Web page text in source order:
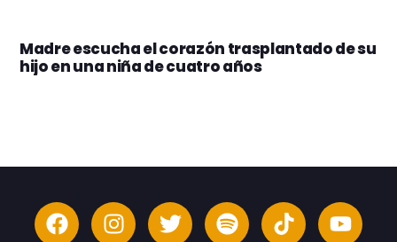
Madre escucha el corazón trasplantado de su
hijo en una niña de cuatro años